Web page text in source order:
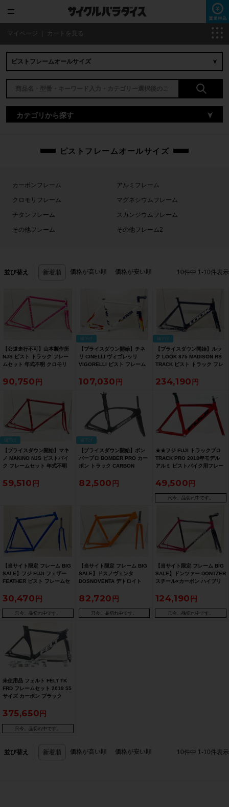
マイページ カートを見る
カテゴリから探す
ピストフレームオールサイズ
カーボンフレーム アルミフレーム
クロモリフレーム マグネシウムフレーム
チタンフレーム スカンジウムフレーム
その他フレーム その他フレーム2
並び替え 新着順 価格が高い順 価格が安い順 10件中 1-10件表示
【公道走行不可】山本製作所
NJS ピスト トラック フレー
ムセット 年式不明 クロモリ
90,750
値下げ
【プライスダウン開始】チネ
リ CINELLI ヴィゴレッリ
VIGORELLI ピスト フレーム
い得SALE】
107,030
値下げ
【プライスダウン開始】ルッ
ク LOOK 875 MADISON RS
TRACK ピスト トラック フレ
ブラック【お買い得SALE】
234,190
値下げ
【プライスダウン開始】マキ
ノ MAKINO NJS ピストバイ
ク フレームセット 年式不明
59,510
値下げ
【プライスダウン開始】ボン
バープロ BOMBER PRO カー
ボン トラック CARBON
BLACK 50サイズ ブレーキマ
ウントなし【お買い得SALE】
82,500
★★フジ FUJI トラックプロ
TRACK PRO 2018年モデル
アルミ ピストバイク用フレー
イクルパラダイス山口より配
49,500
只今、品切れ中です。
【当サイト限定 フレーム BIG
SALE】フジ FUJI フェザー
FEATHER ピスト フレームセ
リ ブルー【期間限定 6/29 午
前10時迄】
30,470
只今、品切れ中です。
【当サイト限定 フレーム BIG
SALE】ドスノヴェンタ
DOSNOVENTA デトロイト
ット 2021年 Sサイズ アルミ
オレンジ【期間限定 6/26 午前
10時迄】
82,720
只今、品切れ中です。
【当サイト限定 フレーム BIG
SALE】ドンツァー DONTZER
スチール×カーボン ハイブリ
バイオレット/ブラック【期間
限定 5/26 午前10時迄】
124,190
只今、品切れ中です。
未使用品 フェルト FELT TK
FRD フレームセット 2019 55
サイズ カーボン ブラック
375,650
只今、品切れ中です。
並び替え 新着順 価格が高い順 価格が安い順 10件中 1-10件表示